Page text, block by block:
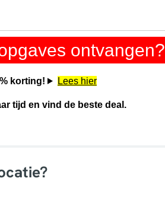
ontvangen?
korting! Lees hier
tijd en vind de beste deal.